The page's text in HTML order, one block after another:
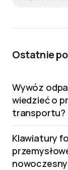
Ostatnie
Wywóz
wiedzieć o
transportu?
Klawiatury